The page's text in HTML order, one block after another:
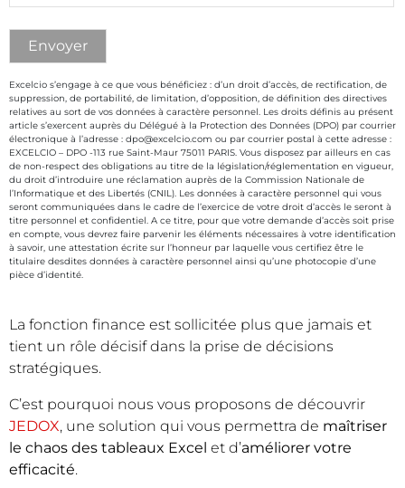
Excelcio s’engage à ce que vous bénéficiez : d’un droit d’accès, de rectification, de
suppression, de portabilité, de limitation, d’opposition, de définition des directives
relatives au sort de vos données à caractère personnel. Les droits définis au présent
article s’exercent auprès du Délégué à la Protection des Données (DPO) par courrier
électronique à l’adresse : dpo@excelcio.com ou par courrier postal à cette adresse :
EXCELCIO – DPO -113 rue Saint-Maur 75011 PARIS. Vous disposez par ailleurs en cas
de non-respect des obligations au titre de la législation/réglementation en vigueur,
du droit d’introduire une réclamation auprès de la Commission Nationale de
l’Informatique et des Libertés (CNIL). Les données à caractère personnel qui vous
seront communiquées dans le cadre de l’exercice de votre droit d’accès le seront à
titre personnel et confidentiel. A ce titre, pour que votre demande d’accès soit prise
en compte, vous devrez faire parvenir les éléments nécessaires à votre identification
à savoir, une attestation écrite sur l’honneur par laquelle vous certifiez être le
titulaire desdites données à caractère personnel ainsi qu’une photocopie d’une
pièce d’identité.
La fonction finance est sollicitée plus que jamais et
tient un rôle décisif dans la prise de décisions
stratégiques.
C’est pourquoi nous vous proposons de découvrir
JEDOX, une solution qui vous permettra de maîtriser
le chaos des tableaux Excel et d’améliorer votre
efficacité.